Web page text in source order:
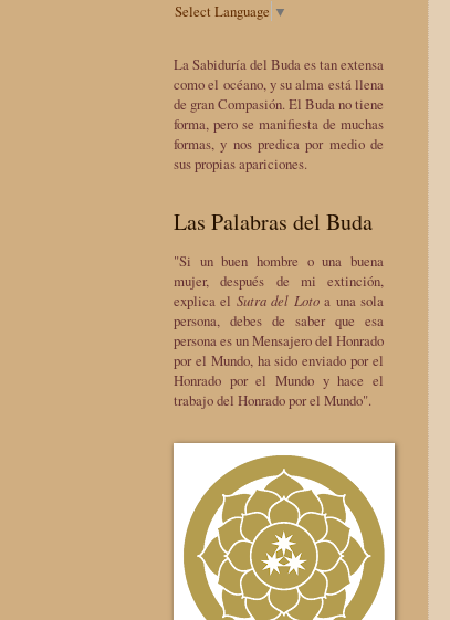
Select Language ▼
La Sabiduría del Buda es tan extensa
como el océano, y su alma está llena
de gran Compasión. El Buda no tiene
forma, pero se manifiesta de muchas
formas, y nos predica por medio de
sus propias apariciones.
Las Palabras del Buda
"Si un buen hombre o una buena
mujer, después de mi extinción,
explica el Sutra del Lotoa una sola
persona, debes de saber que esa
persona es un Mensajero del Honrado
por el Mundo, ha sido enviado por el
Honrado por el Mundo y hace el
trabajo del Honrado por el Mundo".